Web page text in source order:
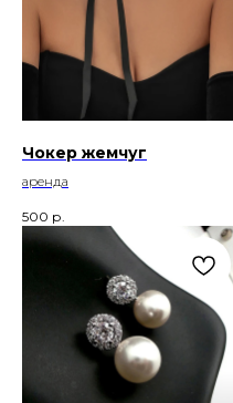
Чокер жемчуг
аренда
500 р.